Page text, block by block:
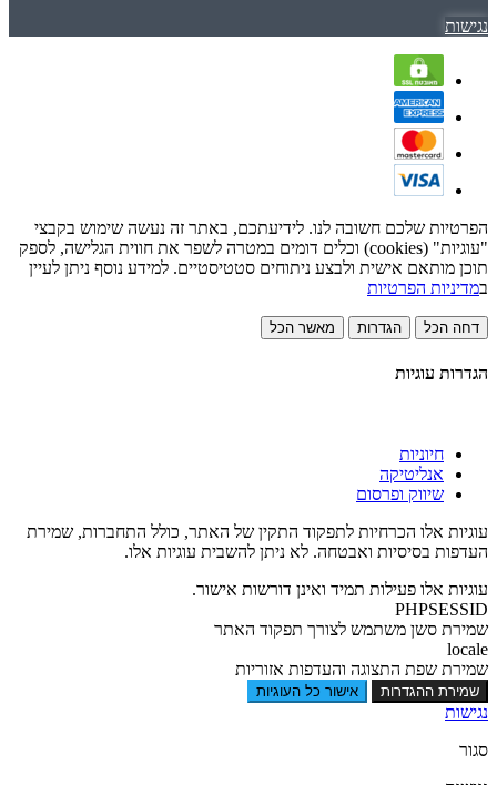
נגישות
הפרטיות שלכם חשובה לנו. לידיעתכם, באתר זה נעשה שימוש בקבצי
"עוגיות" (cookies) וכלים דומים במטרה לשפר את חווית הגלישה, לספק
תוכן מותאם אישית ולבצע ניתוחים סטטיסטיים. למידע נוסף ניתן לעיין
במדיניות הפרטיות
דחה הכל הגדרות מאשר הכל
הגדרות עוגיות
חיוניות
אנליטיקה
שיווק ופרסום
עוגיות אלו הכרחיות לתפקוד התקין של האתר, כולל התחברות, שמירת
העדפות בסיסיות ואבטחה. לא ניתן להשבית עוגיות אלו.
עוגיות אלו פעילות תמיד ואינן דורשות אישור.
PHPSESSID
שמירת סשן משתמש לצורך תפקוד האתר
locale
שמירת שפת התצוגה והעדפות אזוריות
שמירת ההגדרות אישור כל העוגיות
נגישות
סגור